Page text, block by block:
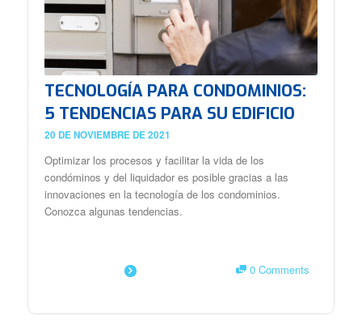
TECNOLOGÍA PARA CONDOMINIOS:
5 TENDENCIAS PARA SU EDIFICIO
20 DE NOVIEMBRE DE 2021
Optimizar los procesos y facilitar la vida de los
condóminos y del liquidador es posible gracias a las
innovaciones en la tecnología de los condominios.
Conozca algunas tendencias.
0 Comments